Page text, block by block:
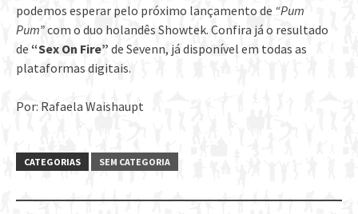
podemos esperar pelo próximo lançamento de “Pum
Pum”com o duo holandês Showtek. Confira já o resultado
de “Sex On Fire” de Sevenn, já disponível em todas as
plataformas digitais.
Por: Rafaela Waishaupt
CATEGORIAS SEM CATEGORIA